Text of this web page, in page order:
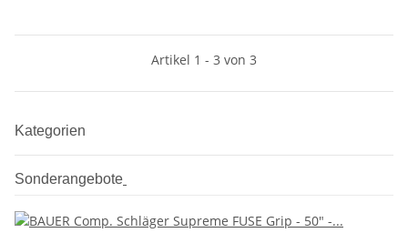
Artikel 1 - 3 von 3
Kategorien
Sonderangebote